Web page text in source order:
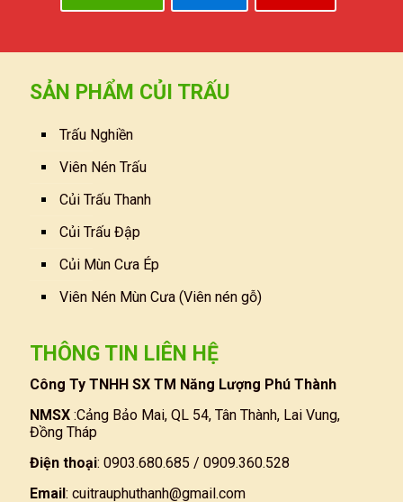
SẢN PHẨM CỦI TRẤU
Trấu Nghiền
Viên Nén Trấu
Củi Trấu Thanh
Củi Trấu Đập
Củi Mùn Cưa Ép
Viên Nén Mùn Cưa (Viên nén gỗ)
THÔNG TIN LIÊN HỆ
Công Ty TNHH SX TM Năng Lượng Phú Thành
NMSX :Cảng Bảo Mai, QL 54, Tân Thành, Lai Vung,
Đồng Tháp
Điện thoại: 0903.680.685 / 0909.360.528
Email: cuitrauphuthanh@gmail.com